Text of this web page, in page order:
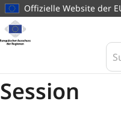
InhaltOffizielle Website der
Startseite
Europäischer
in
30 November -
152nd CoR
Session